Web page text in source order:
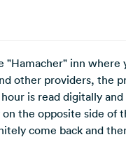
inn where
other providers, the
is read digitally
the opposite side of
come back and